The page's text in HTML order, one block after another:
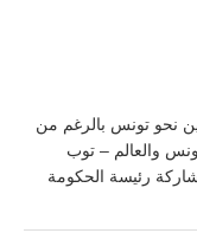
نحو تونس بالرغم من
والعالم – توب
رئيسة الحكومة